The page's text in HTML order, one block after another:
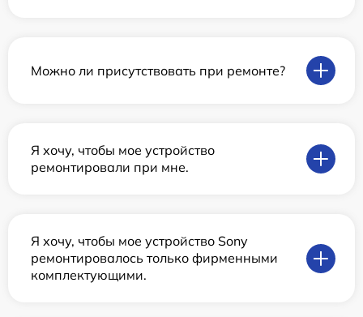
Можно ли присутствовать при ремонте?
Я хочу, чтобы мое устройство
ремонтировали при мне.
Я хочу, чтобы мое устройство Sony
ремонтировалось только фирменными
комплектующими.